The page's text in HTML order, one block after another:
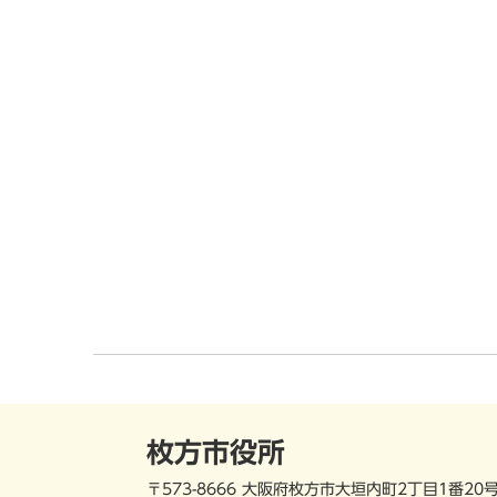
枚方市役所
〒573-8666 大阪府枚方市大垣内町2丁目1番20